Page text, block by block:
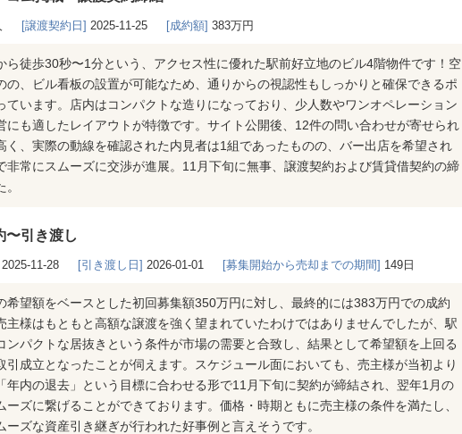
[譲渡契約日] 2025-11-25 [成約額] 383万円
ら徒歩30秒〜1分という、アクセス性に優れた駅前好立地のビル4階物件です！空
の、ビル看板の設置が可能なため、通りからの視認性もしっかりと確保できるポ
ています。店内はコンパクトな造りになっており、少人数やワンオペレーション
にも適したレイアウトが特徴です。サイト公開後、12件の問い合わせが寄せられ
く、実際の動線を確認された内見者は1組であったものの、バー出店を希望され
非常にスムーズに交渉が進展。11月下旬に無事、譲渡契約および賃貸借契約の締
〜引き渡し
2025-11-28 [引き渡し日] 2026-01-01 [募集開始から売却までの期間] 149日
希望額をベースとした初回募集額350万円に対し、最終的には383万円での成約
主様はもともと高額な譲渡を強く望まれていたわけではありませんでしたが、駅
ンパクトな居抜きという条件が市場の需要と合致し、結果として希望額を上回る
引成立となったことが伺えます。スケジュール面においても、売主様が当初より
年内の退去」という目標に合わせる形で11月下旬に契約が締結され、翌年1月の
ーズに繋げることができております。価格・時期ともに売主様の条件を満たし、
ーズな資産引き継ぎが行われた好事例と言えそうです。